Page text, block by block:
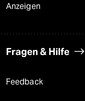
Anzeigen
Fragen & Hilfe
Feedback